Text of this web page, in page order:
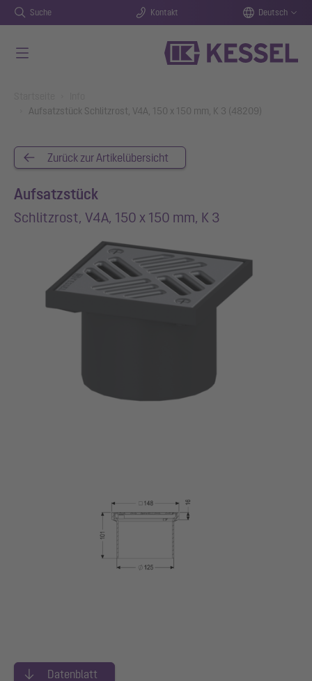
Suche Kontakt Deutsch
Aufsatzstück Schlitzrost, V4A, 150 x 150 mm, K 3 (48209)
Zurück zur Artikelübersicht
Aufsatzstück
Schlitzrost, V4A, 150 x 150 mm, K 3
Datenblatt